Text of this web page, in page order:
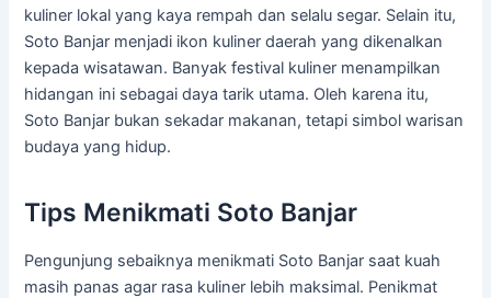
kuliner lokal yang kaya rempah dan selalu segar. Selain itu,
Soto Banjar menjadi ikon kuliner daerah yang dikenalkan
kepada wisatawan. Banyak festival kuliner menampilkan
hidangan ini sebagai daya tarik utama. Oleh karena itu,
Soto Banjar bukan sekadar makanan, tetapi simbol warisan
budaya yang hidup.
Tips Menikmati Soto Banjar
Pengunjung sebaiknya menikmati Soto Banjar saat kuah
masih panas agar rasa kuliner lebih maksimal. Penikmat